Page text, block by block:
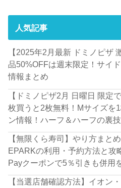
人気記事
【2025年2月最新 ドミノピザ
品50%OFFは週末限定！サイ
情報まとめ
【ドミノピザ2月 日曜日 限定
枚買うと2枚無料！Mサイズを
ン情報！ハーフ＆ハーフの裏技
【無限くら寿司】やり方まと
EPARKの利用・予約方法と攻
Payクーポンで5％引きも併用
【当選店舗確認方法】イオン